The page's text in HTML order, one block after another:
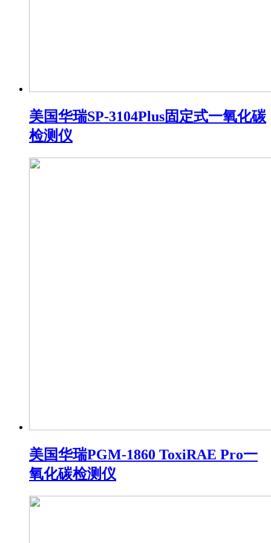
美国华瑞SP-3104Plus固定式一氧化碳
检测仪
美国华瑞PGM-1860 ToxiRAE Pro一
氧化碳检测仪